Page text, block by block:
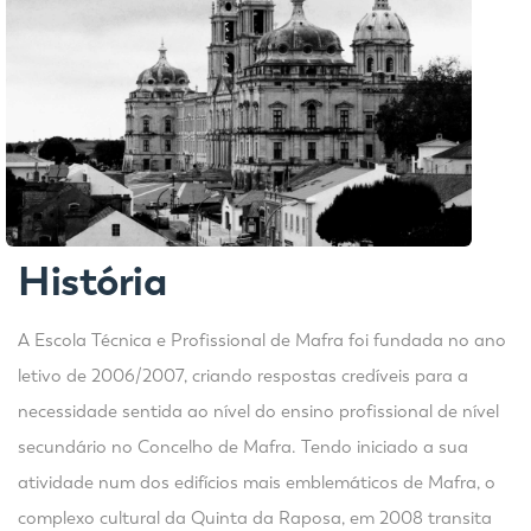
História
A Escola Técnica e Profissional de Mafra foi fundada no ano
letivo de 2006/2007, criando respostas credíveis para a
necessidade sentida ao nível do ensino profissional de nível
secundário no Concelho de Mafra. Tendo iniciado a sua
atividade num dos edifícios mais emblemáticos de Mafra, o
complexo cultural da Quinta da Raposa, em 2008 transita